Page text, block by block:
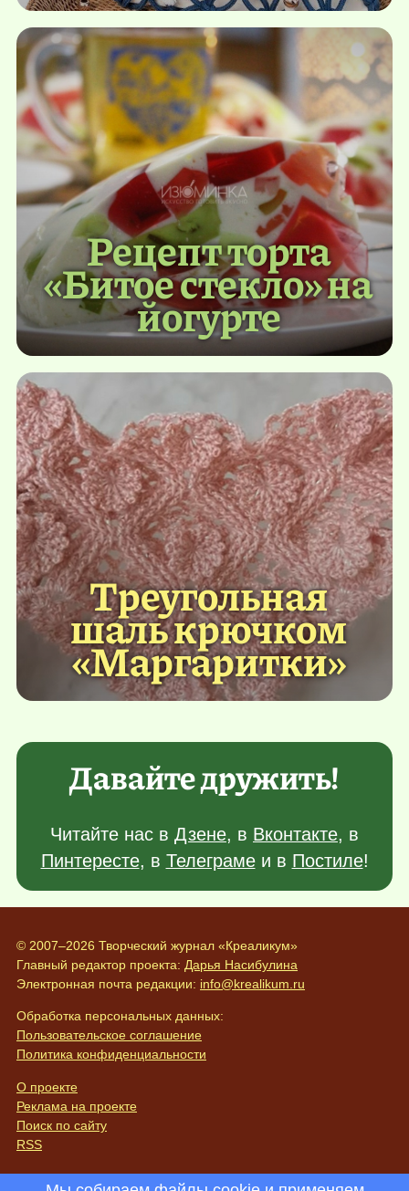
Рецепт торта
«Битое стекло» на
йогурте
Треугольная
шаль крючком
«Маргаритки»
Давайте дружить!
Читайте нас в Дзене, в Вконтакте, в
Пинтересте, в Телеграмеи в Постиле!
© 2007–2026 Творческий журнал «Креаликум»
Главный редактор проекта: Дарья Насибулина
Электронная почта редакции: info@krealikum.ru
Обработка персональных данных:
Пользовательское соглашение
Политика конфиденциальности
О проекте
Реклама на проекте
Поиск по сайту
RSS